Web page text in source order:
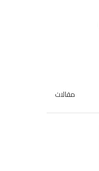
مقالات